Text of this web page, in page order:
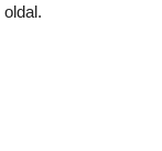
oldal.